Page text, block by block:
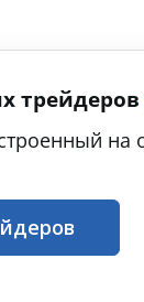
трейдеров
на